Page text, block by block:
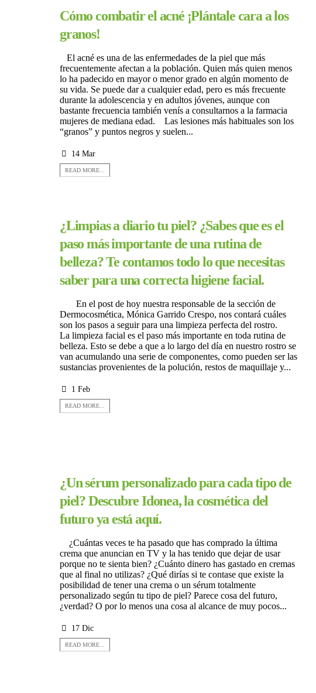
Cómo combatir el acné ¡Plántale cara a los
granos!
El acné es una de las enfermedades de la piel que más
frecuentemente afectan a la población. Quien más quien menos
lo ha padecido en mayor o menor grado en algún momento de
su vida. Se puede dar a cualquier edad, pero es más frecuente
durante la adolescencia y en adultos jóvenes, aunque con
bastante frecuencia también venís a consultarnos a la farmacia
mujeres de mediana edad. Las lesiones más habituales son los
“granos” y puntos negros y suelen...
14 Mar
READ MORE...
¿Limpias a diario tu piel? ¿Sabes que es el
paso más importante de una rutina de
belleza? Te contamos todo lo que necesitas
saber para una correcta higiene facial.
En el post de hoy nuestra responsable de la sección de
Dermocosmética, Mónica Garrido Crespo, nos contará cuáles
son los pasos a seguir para una limpieza perfecta del rostro.
La limpieza facial es el paso más importante en toda rutina de
belleza. Esto se debe a que a lo largo del día en nuestro rostro se
van acumulando una serie de componentes, como pueden ser las
sustancias provenientes de la polución, restos de maquillaje y...
1 Feb
READ MORE...
¿Un sérum personalizado para cada tipo de
piel? Descubre Idonea, la cosmética del
futuro ya está aquí.
¿Cuántas veces te ha pasado que has comprado la última
crema que anuncian en TV y la has tenido que dejar de usar
porque no te sienta bien? ¿Cuánto dinero has gastado en cremas
que al final no utilizas? ¿Qué dirías si te contase que existe la
posibilidad de tener una crema o un sérum totalmente
personalizado según tu tipo de piel? Parece cosa del futuro,
¿verdad? O por lo menos una cosa al alcance de muy pocos...
17 Dic
READ MORE...